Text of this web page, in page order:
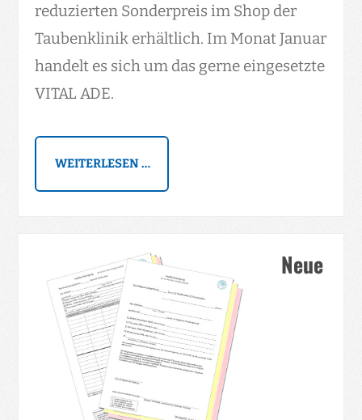
reduzierten Sonderpreis im Shop der
Taubenklinik erhältlich. Im Monat Januar
handelt es sich um das gerne eingesetzte
VITAL ADE.
WEITERLESEN …
Neue